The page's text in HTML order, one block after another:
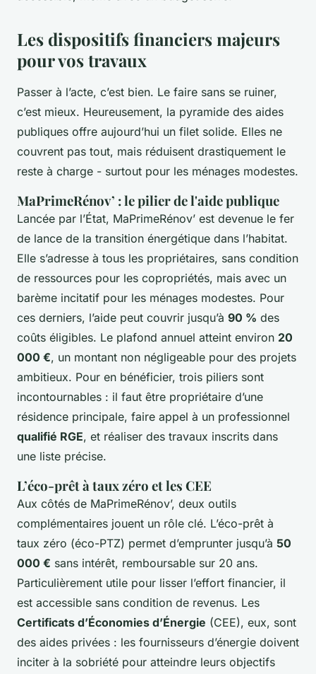
Les dispositifs financiers majeurs
pour vos travaux
Passer à l’acte, c’est bien. Le faire sans se ruiner,
c’est mieux. Heureusement, la pyramide des aides
publiques offre aujourd’hui un filet solide. Elles ne
couvrent pas tout, mais réduisent drastiquement le
reste à charge - surtout pour les ménages modestes.
MaPrimeRénov’ : le pilier de l'aide publique
Lancée par l’État, MaPrimeRénov’ est devenue le fer
de lance de la transition énergétique dans l’habitat.
Elle s’adresse à tous les propriétaires, sans condition
de ressources pour les copropriétés, mais avec un
barème incitatif pour les ménages modestes. Pour
ces derniers, l’aide peut couvrir jusqu’à 90 % des
coûts éligibles. Le plafond annuel atteint environ 20
000 €, un montant non négligeable pour des projets
ambitieux. Pour en bénéficier, trois piliers sont
incontournables : il faut être propriétaire d’une
résidence principale, faire appel à un professionnel
qualifié RGE, et réaliser des travaux inscrits dans
une liste précise.
L’éco-prêt à taux zéro et les CEE
Aux côtés de MaPrimeRénov’, deux outils
complémentaires jouent un rôle clé. L’éco-prêt à
taux zéro (éco-PTZ) permet d’emprunter jusqu’à 50
000 € sans intérêt, remboursable sur 20 ans.
Particulièrement utile pour lisser l’effort financier, il
est accessible sans condition de revenus. Les
Certificats d’Économies d’Énergie (CEE), eux, sont
des aides privées : les fournisseurs d’énergie doivent
inciter à la sobriété pour atteindre leurs objectifs